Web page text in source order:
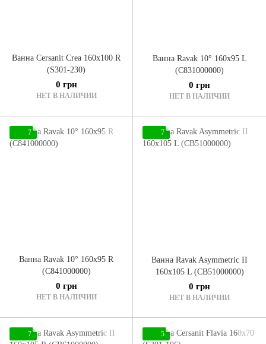
Ванна Cersanit Crea 160x100 R
(S301-230)
0 грн
НЕТ В НАЛИЧИИ
Ванна Ravak 10° 160x95 L
(C831000000)
0 грн
НЕТ В НАЛИЧИИ
7
Ванна Ravak 10° 160x95 R
(C841000000)
0 грн
НЕТ В НАЛИЧИИ
7
Ванна Ravak Asymmetric II
160x105 L (CB51000000)
0 грн
НЕТ В НАЛИЧИИ
7 5